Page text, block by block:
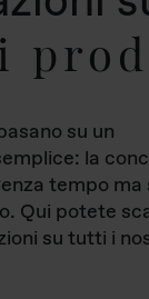
su un
la
tempo
Qui potete
su tutti i